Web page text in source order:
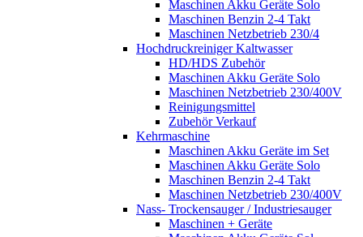
Maschinen Akku Geräte Solo
Maschinen Benzin 2-4 Takt
Maschinen Netzbetrieb 230/4
Hochdruckreiniger Kaltwasser
HD/HDS Zubehör
Maschinen Akku Geräte Solo
Maschinen Netzbetrieb 230/400V
Reinigungsmittel
Zubehör Verkauf
Kehrmaschine
Maschinen Akku Geräte im Set
Maschinen Akku Geräte Solo
Maschinen Benzin 2-4 Takt
Maschinen Netzbetrieb 230/400V
Nass- Trockensauger / Industriesauger
Maschinen + Geräte